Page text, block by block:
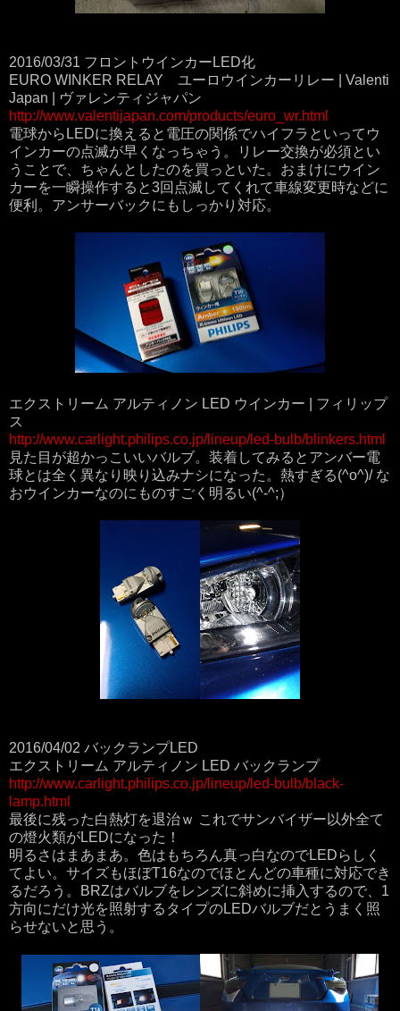
2016/03/31 フロントウインカーLED化
EURO WINKER RELAY ユーロウインカーリレー | Valenti
Japan | ヴァレンティジャパン
http://www.valentijapan.com/products/euro_wr.html
電球からLEDに換えると電圧の関係でハイフラといってウ
インカーの点滅が早くなっちゃう。リレー交換が必須とい
うことで、ちゃんとしたのを買っといた。おまけにウイン
カーを一瞬操作すると3回点滅してくれて車線変更時などに
便利。アンサーバックにもしっかり対応。
エクストリーム アルティノン LED ウインカー | フィリップ
ス
http://www.carlight.philips.co.jp/lineup/led-bulb/blinkers.html
見た目が超かっこいいバルブ。装着してみるとアンバー電
球とは全く異なり映り込みナシになった。熱すぎる(^o^)/ な
おウインカーなのにものすごく明るい(^-^;）
2016/04/02 バックランプLED
エクストリーム アルティノン LED バックランプ
http://www.carlight.philips.co.jp/lineup/led-bulb/black-
lamp.html
最後に残った白熱灯を退治ｗ これでサンバイザー以外全て
の燈火類がLEDになった！
明るさはまあまあ。色はもちろん真っ白なのでLEDらしく
てよい。サイズもほぼT16なのでほとんどの車種に対応でき
るだろう。BRZはバルブをレンズに斜めに挿入するので、1
方向にだけ光を照射するタイプのLEDバルブだとうまく照
らせないと思う。